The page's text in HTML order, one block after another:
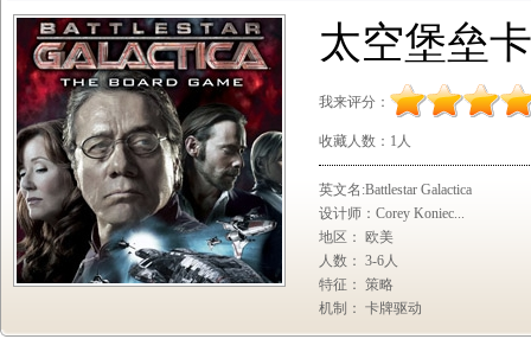
太空堡垒
我来评分：
收藏人数： 1人
英文名:Battlestar Galactica
设计师：Corey Koniec...
地区： 欧美
人数： 3-6人
特征： 策略
机制： 卡牌驱动